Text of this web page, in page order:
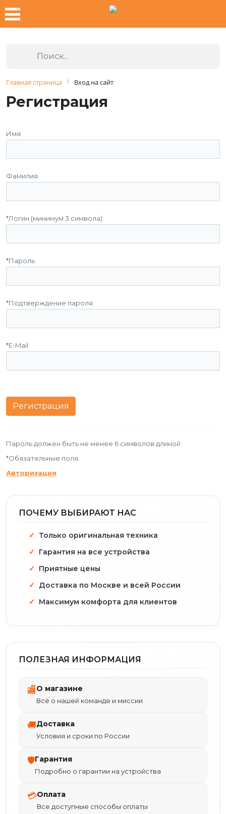
Главная страница Вход на сайт
Регистрация
Имя
Фамилия
*Логин (минимум 3 символа)
*Пароль
*Подтверждение пароля
*E-Mail
Пароль должен быть не менее 6 символов длиной.
*Обязательные поля.
Авторизация
ПОЧЕМУ ВЫБИРАЮТ НАС
Только оригинальная техника
Гарантия на все устройства
Приятные цены
Доставка по Москве и всей России
Максимум комфорта для клиентов
ПОЛЕЗНАЯ ИНФОРМАЦИЯ
🏬О магазине
Всё о нашей команде и миссии
🚚Доставка
Условия и сроки по России
🛡Гарантия
Подробно о гарантии на устройства
💳Оплата
Все доступные способы оплаты